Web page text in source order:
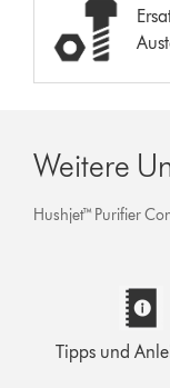
Weitere
Hushjet™ Purifier
Tipps und